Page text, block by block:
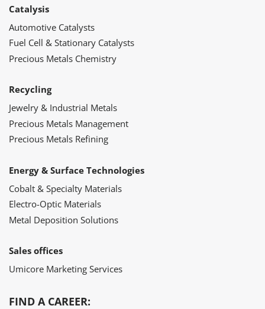
Catalysis
Automotive Catalysts
Fuel Cell & Stationary Catalysts
Precious Metals Chemistry
Recycling
Jewelry & Industrial Metals
Precious Metals Management
Precious Metals Refining
Energy & Surface Technologies
Cobalt & Specialty Materials
Electro-Optic Materials
Metal Deposition Solutions
Sales offices
Umicore Marketing Services
FIND A CAREER: